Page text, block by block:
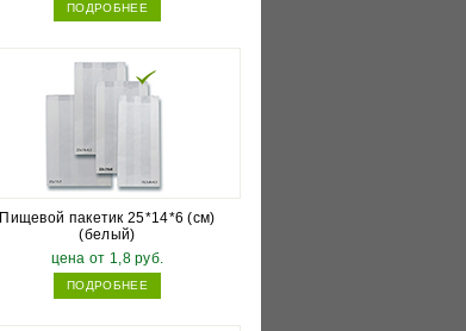
ПОДРОБНЕЕ
Пищевой пакетик 25*14*6 (см)
(белый)
цена от 1,8 руб.
ПОДРОБНЕЕ